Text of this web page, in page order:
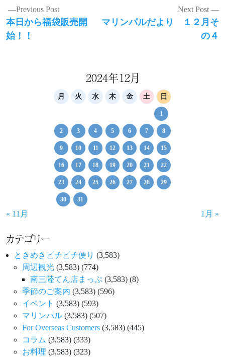
投
稿
ナ
Previous Post
Previous
post:
本日から福袋販売開
始！！
Next Post
Next
マリンパルだより １２月そ
の４
2024年12月
月 火 水 木 金 土 日
1
2 3 4 5 6 7 8
9 10 11 12 13 14 15
16 17 18 19 20 21 22
23 24 25 26 27 28 29
30 31
« 11月 1月 »
カテゴリー
ときめきピチピチ便り (3,583)
周辺観光 (3,583) (774)
南三陸てん店まっぷ (3,583) (8)
季節のご案内 (3,583) (596)
イベント (3,583) (593)
マリンパル (3,583) (507)
For Overseas Customers (3,583) (445)
コラム (3,583) (333)
お料理 (3,583) (323)